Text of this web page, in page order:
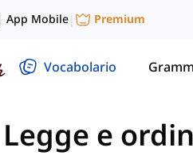
App Mobile| Premium
Vocabolario
Legge e